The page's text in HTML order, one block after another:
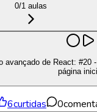
0/1 aulas
avançado de React: #20
página
6curtidas 0